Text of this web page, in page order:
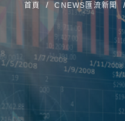
首頁 CNEWS匯流新聞